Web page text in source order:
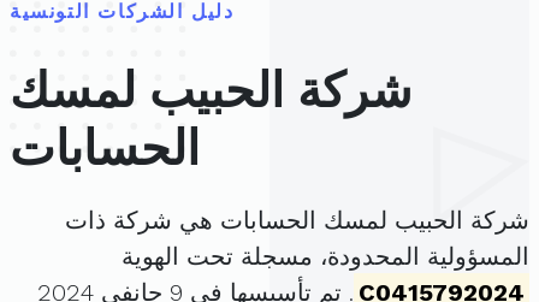
دليل الشركات التونسية
شركة الحبيب لمسك
الحسابات
شركة الحبيب لمسك الحسابات هي شركة ذات
المسؤولية المحدودة، مسجلة تحت الهوية
C0415792024
. تم تأسيسها في 9 جانفي 2024